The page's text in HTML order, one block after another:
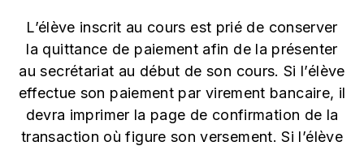
L’élève inscrit au cours est prié de conserver
la quittance de paiement afin de la présenter
au secrétariat au début de son cours. Si l’élève
effectue son paiement par virement bancaire, il
devra imprimer la page de confirmation de la
transaction où figure son versement. Si l’élève